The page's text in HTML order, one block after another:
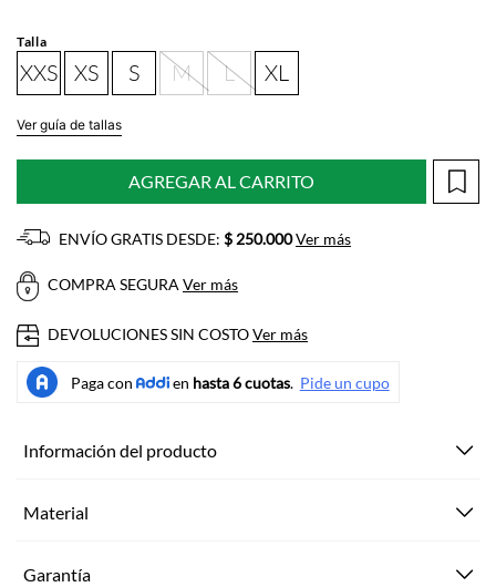
Talla
XXS XS S M L XL
Ver guía de tallas
AGREGAR AL CARRITO
ENVÍO GRATIS DESDE: $ 250.000Ver más
COMPRA SEGURA Ver más
DEVOLUCIONES SIN COSTOVer más
Información del producto
Material
Garantía